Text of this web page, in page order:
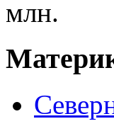
млн.